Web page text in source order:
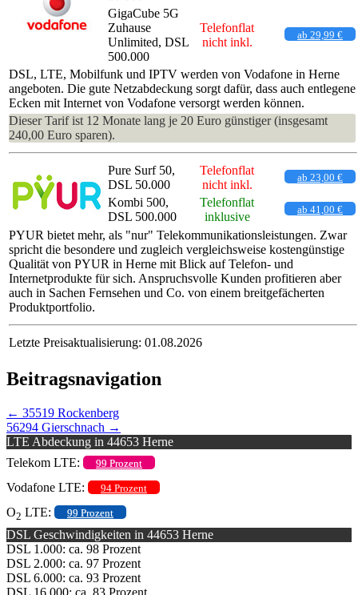
GigaCube 5G
Zuhause
Unlimited, DSL
500.000
Telefonflat
nicht inkl.
ab 29,99 €
DSL, LTE, Mobilfunk und IPTV werden von Vodafone in Herne
angeboten. Die gute Netzabdeckung sorgt dafür, dass auch entlegene
Ecken mit Internet von Vodafone versorgt werden können.
Dieser Tarif ist 12 Monate lang je 20 Euro günstiger (insgesamt
240,00 Euro sparen).
Pure Surf 50,
DSL 50.000
Telefonflat
nicht inkl.
ab 23,00 €
Kombi 500,
DSL 500.000
Telefonflat
inklusive
ab 41,00 €
PYUR bietet mehr, als "nur" Telekommunikationsleistungen. Zwar
spricht die besondere und zugleich vergleichsweise kostengünstige
Qualität von PYUR in Herne mit Blick auf Telefon- und
Internetprodukte für sich. Anspruchsvolle Kunden profitieren aber
auch in Sachen Fernsehen und Co. von einem breitgefächerten
Produktportfolio.
Letzte Preisaktualisierung: 01.08.2026
Beitragsnavigation
← 35519 Rockenberg
56294 Gierschnach →
LTE Abdeckung in 44653 Herne
Telekom LTE:
99 Prozent
Vodafone LTE: 94 Prozent
O2 LTE: 99 Prozent
DSL Geschwindigkeiten in 44653 Herne
DSL 1.000: ca. 98 Prozent
DSL 2.000: ca. 97 Prozent
DSL 6.000: ca. 93 Prozent
DSL 16.000: ca. 83 Prozent